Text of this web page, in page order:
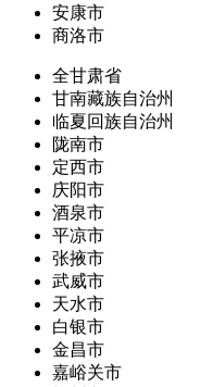
安康市
商洛市
全甘肃省
甘南藏族自治州
临夏回族自治州
陇南市
定西市
庆阳市
酒泉市
平凉市
张掖市
武威市
天水市
白银市
金昌市
嘉峪关市